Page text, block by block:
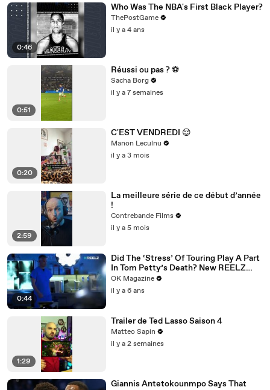
0:46
Who Was The NBA's First Black Player?
ThePostGame
il y a 4 ans
0:51
Réussi ou pas ? ⚽️
Sacha Borg
il y a 7 semaines
0:20
C'EST VENDREDI 😌
Manon Leculnu
il y a 3 mois
2:59
La meilleure série de ce début d’année
!
Contrebande Films
il y a 5 mois
0:44
Did The ‘Stress’ Of Touring Play A Part
In Tom Petty’s Death? New REELZ
Doc Dives Deeper: Watch
OK Magazine
il y a 6 ans
1:29
Trailer de Ted Lasso Saison 4
Matteo Sapin
il y a 2 semaines
Giannis Antetokounmpo Says That